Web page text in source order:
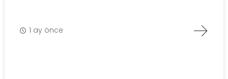
1 ay önce